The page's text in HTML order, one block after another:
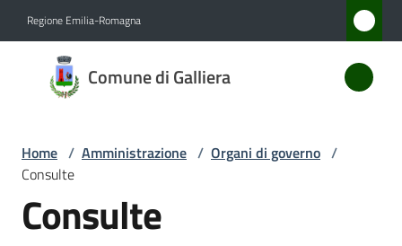
Regione Emilia-Romagna
Comune di Galliera
Comune
di
Menu selezionato
Home / Amministrazione / Organi di governo /
Consulte
Consulte